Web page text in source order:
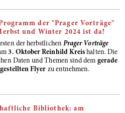
der "Prager Vorträge"
und Winter 2024 ist da!
der herbstlichen Prager Vorträge
3. Oktober Reinhild Kreis halten. Die
Daten und Themen sind dem gerade
Flyer zu entnehmen.
Bibliothek: am